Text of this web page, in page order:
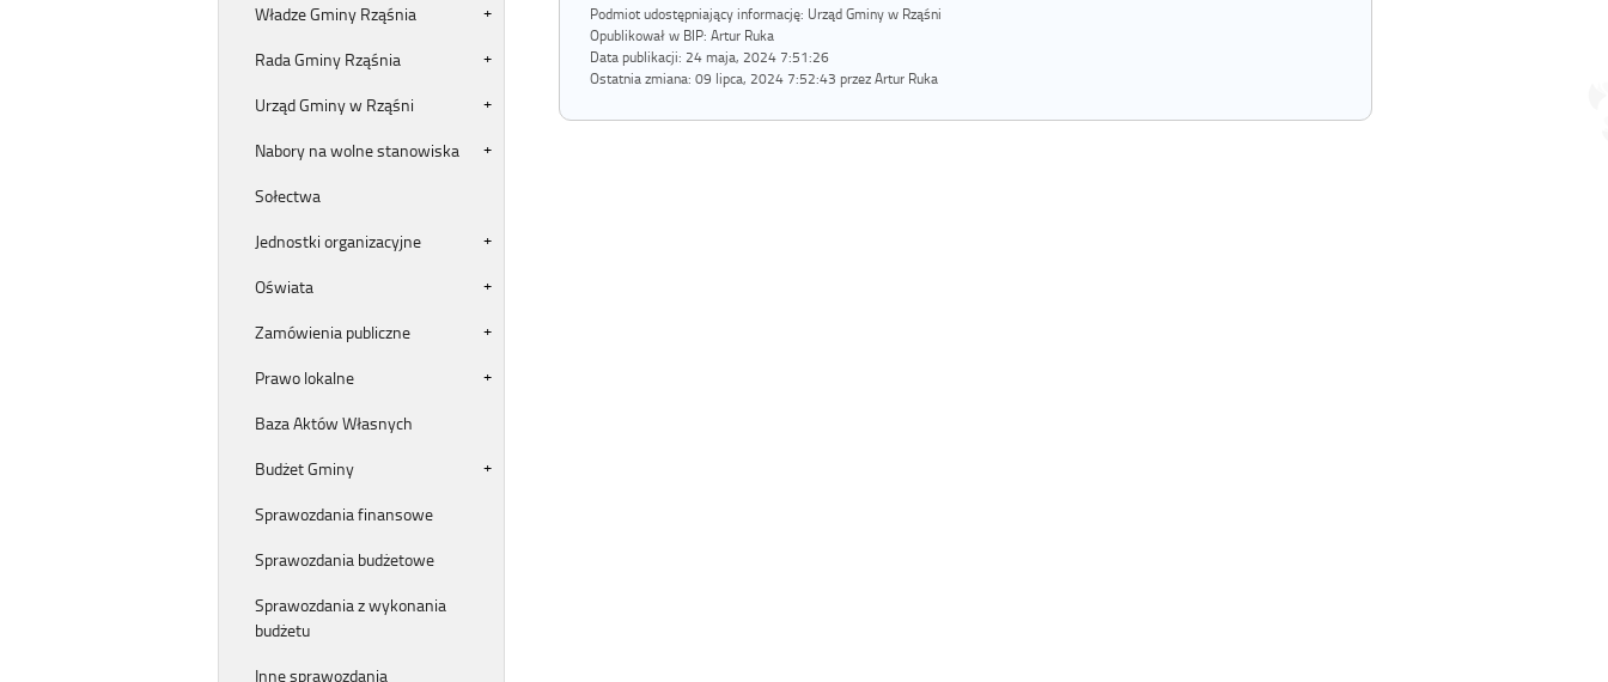
Władze Gminy Rząśnia
Rada Gminy Rząśnia
Urząd Gminy w Rząśni
Nabory na wolne stanowiska
Sołectwa
Jednostki organizacyjne
Oświata
Zamówienia publiczne
Prawo lokalne
Baza Aktów Własnych
Budżet Gminy
Sprawozdania finansowe
Sprawozdania budżetowe
Sprawozdania z wykonania
budżetu
Inne sprawozdania
Podmiot udostępniający informację: Urząd Gminy w Rząśni
Opublikował w BIP: Artur Ruka
Data publikacji: 24 maja, 2024 7:51:26
Ostatnia zmiana: 09 lipca, 2024 7:52:43 przez Artur Ruka